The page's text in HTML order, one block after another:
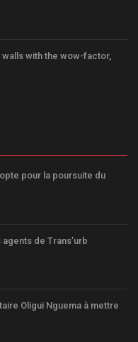
with the wow-factor,
pour la poursuite du
de Trans’urb
Oligui Nguema à mettre